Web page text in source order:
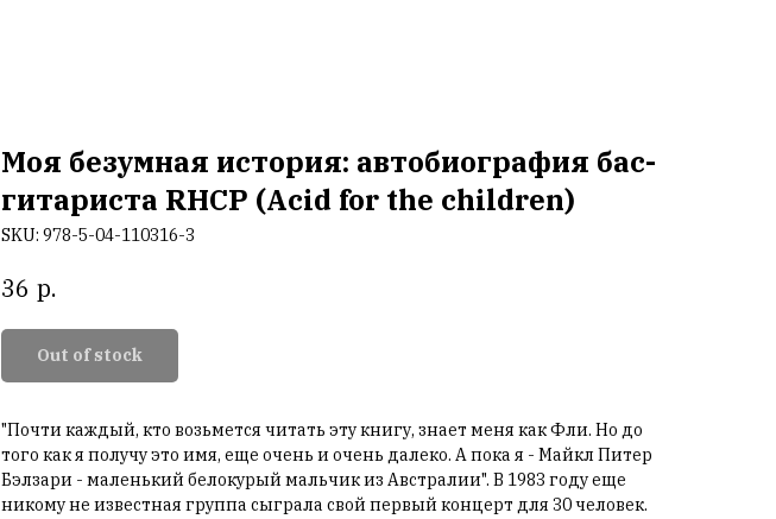
Моя безумная история: автобиография бас-
гитариста RHCP (Acid for the children)
SKU: 978-5-04-110316-3
36 р.
Out of stock
"Почти каждый, кто возьмется читать эту книгу, знает меня как Фли. Но до
того как я получу это имя, еще очень и очень далеко. А пока я - Майкл Питер
Бэлзари - маленький белокурый мальчик из Австралии". В 1983 году еще
никому не известная группа сыграла свой первый концерт для 30 человек.